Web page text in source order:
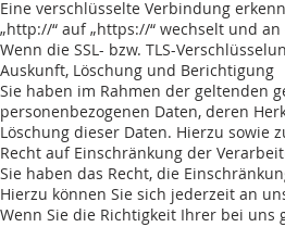
Eine verschlüsselte Verbindung
„http://“ auf „https://“ wechselt und
Wenn die SSL- bzw. TLS-
Auskunft, Löschung und Berichtigung
Sie haben im Rahmen der geltenden
personenbezogenen Daten, deren
Löschung dieser Daten. Hierzu sowie
Recht auf Einschränkung der
Sie haben das Recht, die
Hierzu können Sie sich jederzeit an
Wenn Sie die Richtigkeit Ihrer bei